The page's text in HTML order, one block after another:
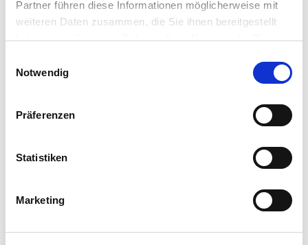
Partner führen diese Informationen möglicherweise mit
weiteren Daten zusammen, die Sie ihnen bereitgestellt
haben oder die sie im Rahmen Ihrer Nutzung der Dienste
Notwendig
Präferenzen
Statistiken
Marketing
Sie sind hier!
Kassenladen
Kassen-Peripherie
Kassenladen
EC-Geräte